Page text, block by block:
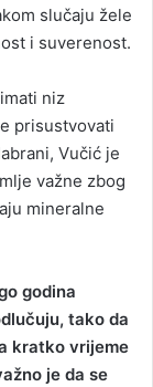
slučaju žele
i suverenost.
niz
prisustvovati
Vučić je
važne zbog
mineralne
godina
tako da
kratko vrijeme
je da se